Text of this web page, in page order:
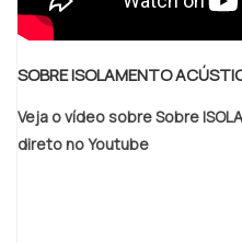
SOBRE ISOLAMENTO
Veja o vídeo sobre Sobre
direto no Youtube